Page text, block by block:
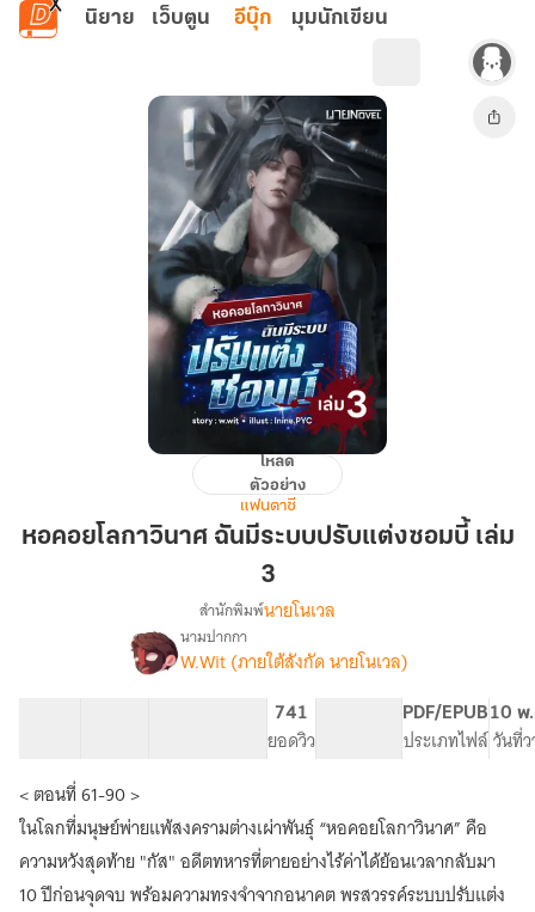
ข้ามไปยังเนื้อหาหลัก
นิยาย เว็บตูน อีบุ๊ก มุมนักเขียน
หอคอย
โลกาวินาศ
ฉัน
แต่ง
ซอมบี้
เล่ม
โหลด
ตัวอย่าง
แฟนตาซี
หอคอยโลกาวินาศ ฉันมีระบบปรับแต่งซอมบี้ เล่ม
3
เรื่อง[E-
Book]
หอคอย
โลกาวินาศ
ฉัน
มี
ปรับ
แต่ง
ซอมบี้
สำนักพิมพ์นายโนเวล
นามปากกา
W.Wit (ภายใต้สังกัด นายโนเวล)
741
ยอดวิว
PDF/EPUB
ประเภทไฟล์
10 พ
วันที่
< ตอนที่ 61-90 >
ในโลกที่มนุษย์พ่ายแพ้สงครามต่างเผ่าพันธุ์ “หอคอยโลกาวินาศ” คือ
ความหวังสุดท้าย "กัส" อดีตทหารที่ตายอย่างไร้ค่าได้ย้อนเวลากลับมา
10 ปีก่อนจุดจบ พร้อมความทรงจำจากอนาคต พรสวรรค์ระบบปรับแต่ง